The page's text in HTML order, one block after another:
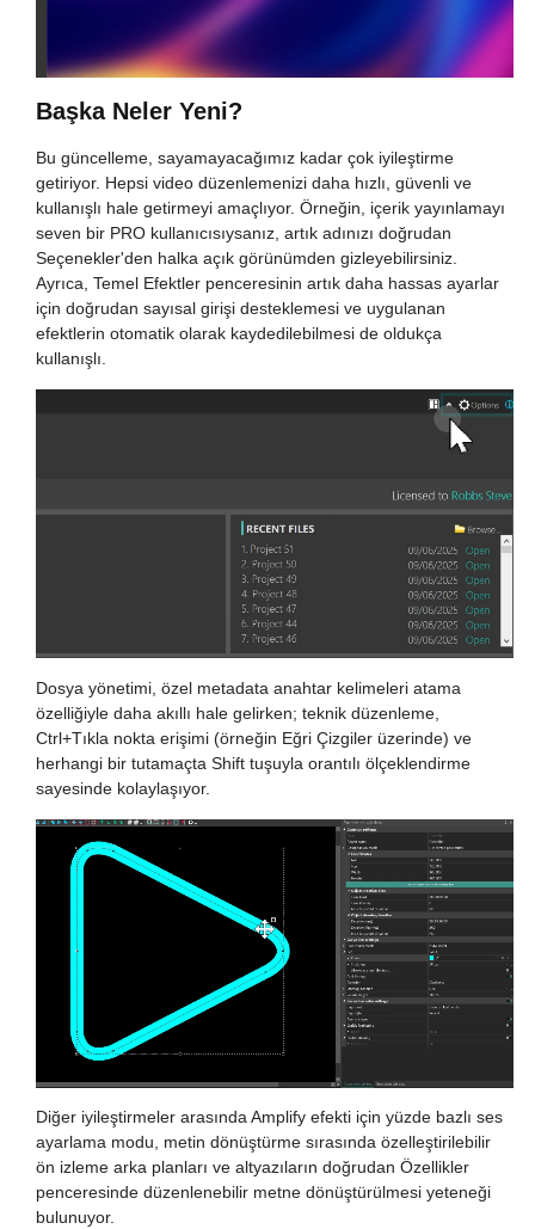
Başka Neler Yeni?
Bu güncelleme, sayamayacağımız kadar çok iyileştirme
getiriyor. Hepsi video düzenlemenizi daha hızlı, güvenli ve
kullanışlı hale getirmeyi amaçlıyor. Örneğin, içerik yayınlamayı
seven bir PRO kullanıcısıysanız, artık adınızı doğrudan
Seçenekler'den halka açık görünümden gizleyebilirsiniz.
Ayrıca, Temel Efektler penceresinin artık daha hassas ayarlar
için doğrudan sayısal girişi desteklemesi ve uygulanan
efektlerin otomatik olarak kaydedilebilmesi de oldukça
kullanışlı.
Dosya yönetimi, özel metadata anahtar kelimeleri atama
özelliğiyle daha akıllı hale gelirken; teknik düzenleme,
Ctrl+Tıkla nokta erişimi (örneğin Eğri Çizgiler üzerinde) ve
herhangi bir tutamaçta Shift tuşuyla orantılı ölçeklendirme
sayesinde kolaylaşıyor.
Diğer iyileştirmeler arasında Amplify efekti için yüzde bazlı ses
ayarlama modu, metin dönüştürme sırasında özelleştirilebilir
ön izleme arka planları ve altyazıların doğrudan Özellikler
penceresinde düzenlenebilir metne dönüştürülmesi yeteneği
bulunuyor.